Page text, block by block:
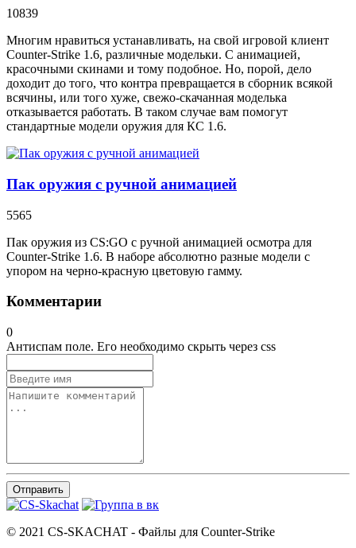
10839
Многим нравиться устанавливать, на свой игровой клиент
Counter-Strike 1.6, различные модельки. С анимацией,
красочными скинами и тому подобное. Но, порой, дело
доходит до того, что контра превращается в сборник всякой
всячины, или того хуже, свежо-скачанная моделька
отказывается работать. В таком случае вам помогут
стандартные модели оружия для КС 1.6.
Пак оружия с ручной анимацией
5565
Пак оружия из CS:GO с ручной анимацией осмотра для
Counter-Strike 1.6. В наборе абсолютно разные модели с
упором на черно-красную цветовую гамму.
Комментарии
0
Антиспам поле. Его необходимо скрыть через css
Отправить
© 2021 CS-SKACHAT - Файлы для Counter-Strike